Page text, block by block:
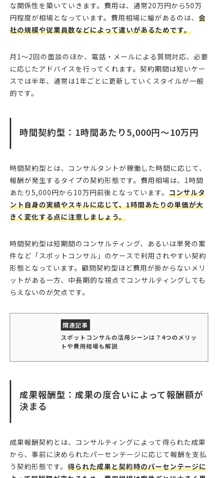
な関係性を築いていきます。費用は、通常20万円から50万
円程度が相場となっています。費用相場に幅があるのは、 会
社の規模や従業員数などによって違いがあるためです。
月1〜2回の面談のほか、電話・メールによる質問対応、必要
に応じたアドバイスを行ってくれます。契約期間は短いケー
スでは半年、通常は1年ごとに更新していくスタイルが一般
的です。
時間契約型：1時間あたり5,000円〜10万円
時間契約型とは、コンサルタントが稼働した時間に応じて、
報酬が発生するタイプの契約形態です。費用相場は、1時間
あたり5,000円から10万円前後となっています。 コンサルタ
ント自身の実績やスキルに応じて、1時間あたりの単価が大
きく変化する点に注意しましょう。
時間契約型は短期間のコンサルティング、あるいは単発の案
件など「スポットコンサル」のケースで利用されやすい契約
形態となっています。顧問契約型ほど費用が掛からないメリ
ットがある一方、中長期的な視点でコンサルティングしても
らえないのが欠点です。
スポットコンサルの活用シーンは？4つのメリッ
トや費用相場も解説
成果報酬型：成果の度合いによって報酬額が
決まる
成果報酬契約とは、コンサルティングによって得られた成果
から、事前に決められたパーセンテージに応じて報酬を支払
う契約形態です。 得られた成果と契約時のパーセンテージに